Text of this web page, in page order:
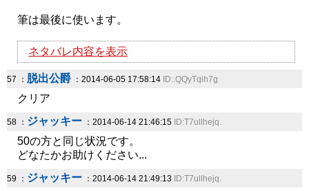
筆は最後に使います。
ネタバレ内容を表示
57 ： 脱出公爵 ：2014-06-05 17:58:14 ID:.QQyTqih7g
クリア
58 ： ジャッキー ：2014-06-14 21:46:15 ID:T7ullhejq.
50の方と同じ状況です。
どなたかお助けください...
59 ： ジャッキー ：2014-06-14 21:49:13 ID:T7ullhejq.